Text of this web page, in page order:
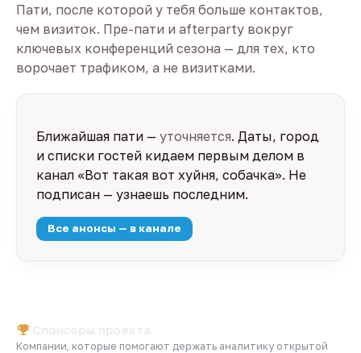
Пати, после которой у тебя больше контактов,
чем визиток. Пре-пати и afterparty вокруг
ключевых конференций сезона — для тех, кто
ворочает трафиком, а не визитками.
Ближайшая пати — уточняется. Даты, город
и списки гостей кидаем первым делом в
канал «Вот такая вот хуйня, собачка». Не
подписан — узнаешь последним.
Все анонсы — в канале
Компании, которые помогают держать аналитику открытой